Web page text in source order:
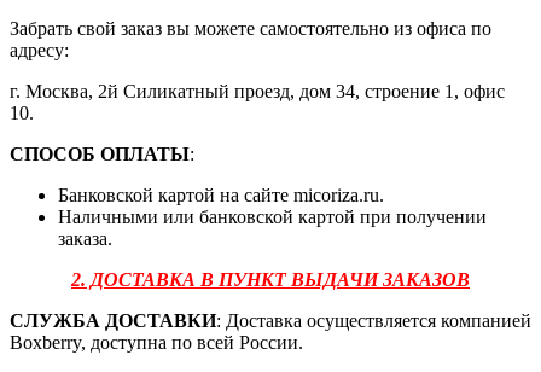
Забрать свой заказ вы можете самостоятельно из офиса по
адресу:
г. Москва, 2й Силикатный проезд, дом 34, строение 1, офис
10.
СПОСОБ ОПЛАТЫ:
Банковской картой на сайте micoriza.ru.
Наличными или банковской картой при получении
заказа.
2. ДОСТАВКА В ПУНКТ ВЫДАЧИ ЗАКАЗОВ
СЛУЖБА ДОСТАВКИ: Доставка осуществляется компанией
Boxberry, доступна по всей России.